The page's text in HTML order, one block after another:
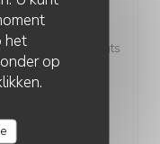
het
op
des
des plats
après notre
a notre table en
alors que
1 fois nous a